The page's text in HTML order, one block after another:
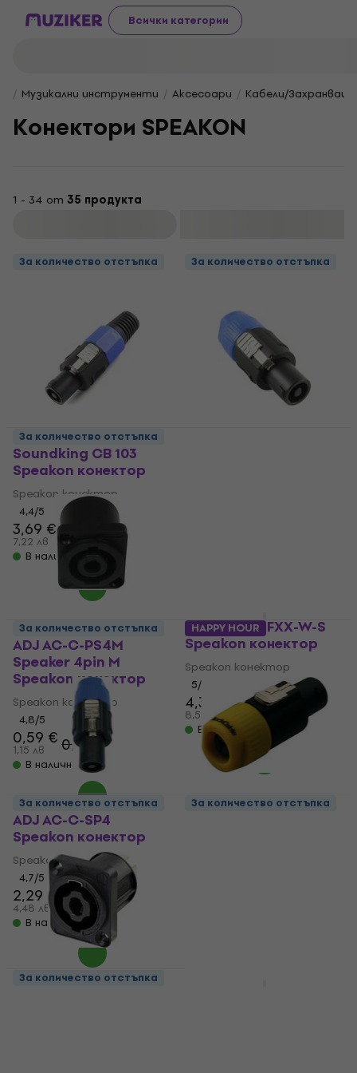
Всички категории
Музикални инструменти Aксесоари Кабели/
Конектори SPEAKON
1 - 34 от 35 продукта
За количество отстъпка
Soundking CB 103
Speakon конектор
Speakon конектор
4,4/5
3,69 €
7,22 лв
В наличност
За количество отстъпка
За количество отстъпка
ADJ AC-C-PS4M
Speaker 4pin M
Speakon конектор
Speakon конектор
4,8/5
0,59 €
1,15 лв 0,79 €
В наличност
Neutrik NL2FXX-W-S
Speakon конектор
Speakon конектор
5/5
4,39 €
8,59 лв
В наличност
За количество отстъпка
ADJ AC-C-SP4
Speakon конектор
Speakon конектор
4,7/5
2,29 €
4,48 лв
В наличност
HAPPY HOUR
За количество отстъпка За количество отстъпка
За количество отстъпка